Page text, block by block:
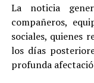
La noticia
compañeros,
sociales, quienes
los días
profunda